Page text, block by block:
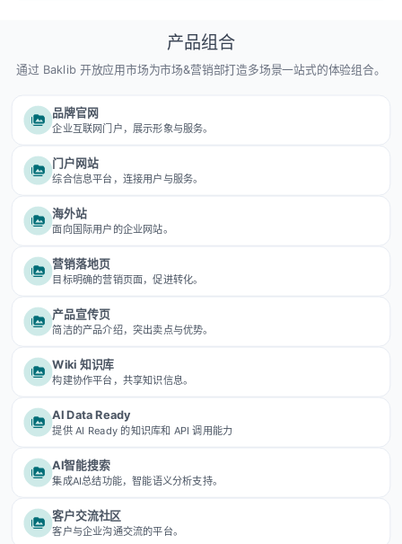
产品组合
通过 Baklib 开放应用市场为市场&营销部打造多场景一站式的体验组合。
品牌官网
企业互联网门户，展示形象与服务。
门户网站
综合信息平台，连接用户与服务。
海外站
面向国际用户的企业网站。
营销落地页
目标明确的营销页面，促进转化。
产品宣传页
简洁的产品介绍，突出卖点与优势。
Wiki 知识库
构建协作平台，共享知识信息。
AI Data Ready
提供 AI Ready 的知识库和 API 调用能力
AI智能搜索
集成AI总结功能，智能语义分析支持。
客户交流社区
客户与企业沟通交流的平台。